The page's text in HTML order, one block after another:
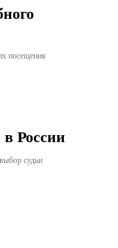
посещения
России
судьи